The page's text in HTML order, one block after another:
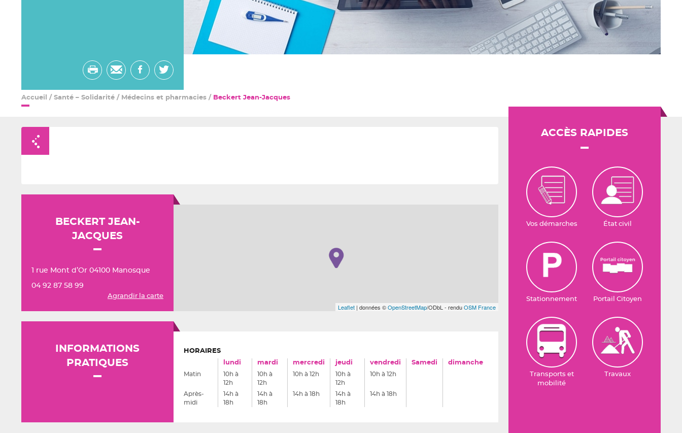
ImprimerEnvoyer
par
Partager
sur
Partager
sur
Accueil / Santé – Solidarité / Médecins et pharmacies / Beckert Jean-Jacques
BECKERT JEAN-
JACQUES
1 rue Mont d’Or 04100 Manosque
04 92 87 58 99
Agrandir la carte
Leaflet | données ©OpenStreetMap/ODbL - renduOSM France
INFORMATIONS
PRATIQUES
HORAIRES
lundi
mardi mercredi jeudi vendredi Samedi dimanche
Matin
10h à
12h
10h à
12h
10h à 12h
10h à
12h
10h à 12h
Après-
midi
14h à
18h
14h à
18h
14h à 18h
14h à
18h
14h à 18h
ACCÈS RAPIDES
Vos démarches État civil
Stationnement Portail Citoyen
Transports et
mobilité
Travaux